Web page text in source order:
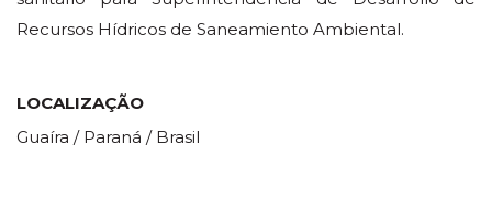
Recursos Hídricos de Saneamiento Ambiental.
LOCALIZAÇÃO
Guaíra / Paraná / Brasil